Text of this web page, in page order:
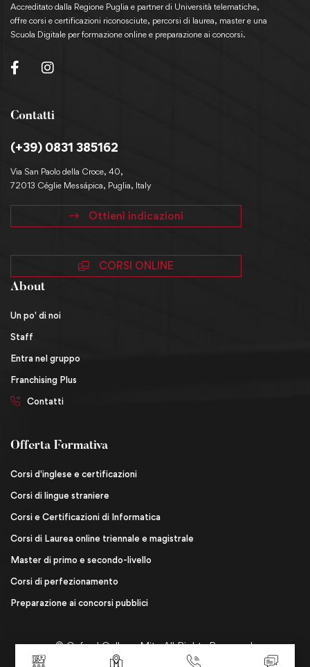
Accreditato dalla Regione Puglia e partner di Università telematiche,
offre corsi e certificazioni riconosciute, percorsi di laurea, master e una
Scuola Digitale per formazione online e preparazione ai concorsi.
Contatti
(+39) 0831 385162
Via San Paolo della Croce, 40,
72013 Céglie Messápica, Puglia, Italy
Ottieni indicazioni
CORSI ONLINE
About
Un po' di noi
Staff
Entra nel gruppo
Franchising Plus
Contatti
Offerta Formativa
Corsi d'inglese e certificazioni
Corsi di lingue straniere
Corsi e Certificazioni di Informatica
Corsi di Laurea online triennale e magistrale
Master di primo e secondo-livello
Corsi di perfezionamento
Preparazione ai concorsi pubblici
© Oxford College Mita All Rights Reserved.